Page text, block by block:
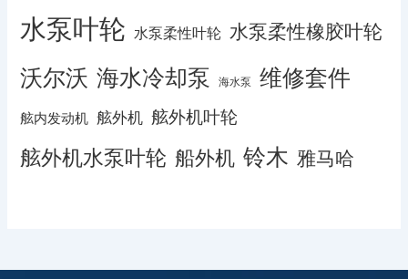
水泵叶轮 水泵柔性叶轮 水泵柔性橡胶叶轮
沃尔沃 海水冷却泵 海水泵 维修套件
舷内发动机 舷外机 舷外机叶轮
舷外机水泵叶轮 船外机 铃木 雅马哈